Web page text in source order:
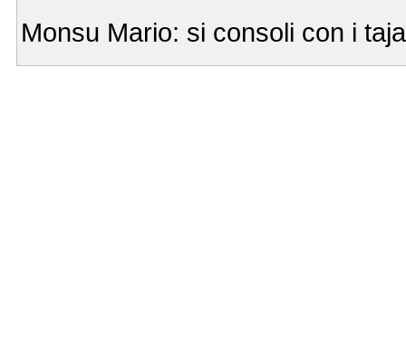
Monsu Mario: si consoli con i